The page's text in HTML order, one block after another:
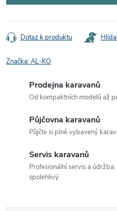
Dotaz k produktu
Značka:AL-KO
Prodejna karavanů
Od kompaktních modelů až
Půjčovna karavanů
Půjčte si plně vybavený
Servis karavanů
Profesionální servis a
spolehlivý.